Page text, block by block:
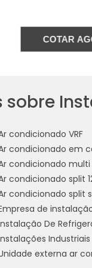
a manter o ar
limpeza regular
e
a
realizar
do ventilador,
desses
é a inspeção
COTAR
sobre
condicionado VRF